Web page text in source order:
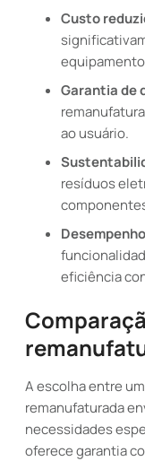
Custo
Garantia de
ao usuário.
resíduos
eficiência
A escolha entre
remanufaturada
necessidades
oferece garantia